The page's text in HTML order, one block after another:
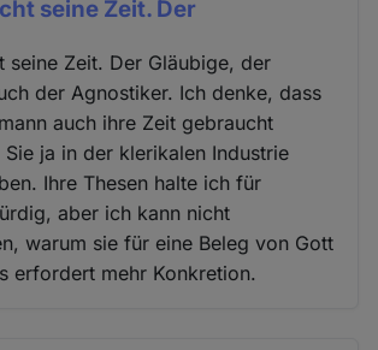
seine Zeit. Der
seine Zeit. Der Gläubige, der
der Agnostiker. Ich denke, dass
auch ihre Zeit gebraucht
Sie ja in der klerikalen Industrie
Ihre Thesen halte ich für
aber ich kann nicht
warum sie für eine Beleg von Gott
erfordert mehr Konkretion.